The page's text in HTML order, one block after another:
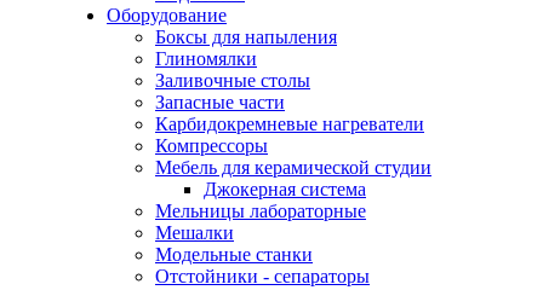
Оборудование
Боксы для напыления
Глиномялки
Заливочные столы
Запасные части
Карбидокремневые нагреватели
Компрессоры
Мебель для керамической студии
Джокерная система
Мельницы лабораторные
Мешалки
Модельные станки
Отстойники - сепараторы